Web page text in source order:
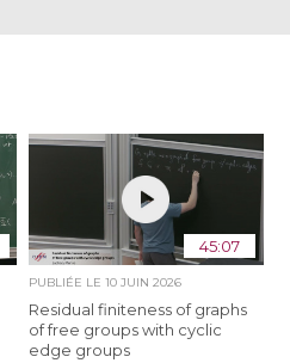
45:07
PUBLIÉE LE 10 JUIN 2026
Residual finiteness of graphs
of free groups with cyclic
edge groups